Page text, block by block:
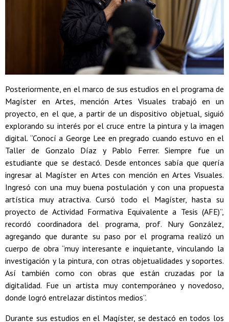
Posteriormente, en el marco de sus estudios en el programa de
Magíster en Artes, mención Artes Visuales trabajó en un
proyecto, en el que, a partir de un dispositivo objetual, siguió
explorando su interés por el cruce entre la pintura y la imagen
digital. “Conocí a George Lee en pregrado cuando estuvo en el
Taller de Gonzalo Díaz y Pablo Ferrer. Siempre fue un
estudiante que se destacó. Desde entonces sabía que quería
ingresar al Magíster en Artes con mención en Artes Visuales.
Ingresó con una muy buena postulación y con una propuesta
artística muy atractiva. Cursó todo el Magíster, hasta su
proyecto de Actividad Formativa Equivalente a Tesis (AFE)”,
recordó coordinadora del programa, prof. Nury González,
agregando que durante su paso por el programa realizó un
cuerpo de obra “muy interesante e inquietante, vinculando la
investigación y la pintura, con otras objetualidades y soportes.
Así también como con obras que están cruzadas por la
digitalidad. Fue un artista muy contemporáneo y novedoso,
donde logró entrelazar distintos medios”.
Durante sus estudios en el Magíster, se destacó en todos los